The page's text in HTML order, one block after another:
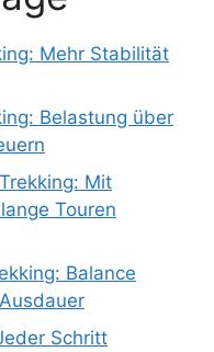
Mehr Stabilität
Belastung über
Mit
Touren
Balance
Schritt